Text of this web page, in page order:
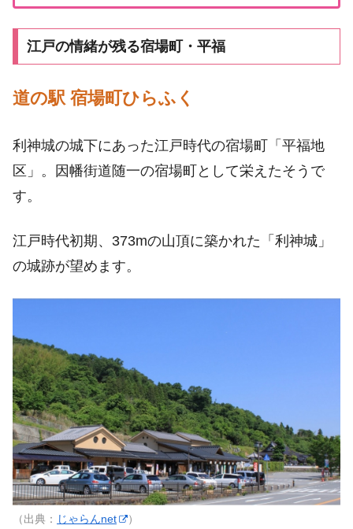
江戸の情緒が残る宿場町・平福
道の駅 宿場町ひらふく
利神城の城下にあった江戸時代の宿場町「平福地
区」。因幡街道随一の宿場町として栄えたそうで
す。
江戸時代初期、373mの山頂に築かれた「利神城」
の城跡が望めます。
（出典： じゃらんnet ）